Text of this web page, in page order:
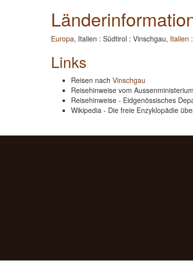
Europa, Italien : Südtirol : Vinschgau, Italien
Links
Reisen nach Vinschgau
Reisehinweise vom
Reisehinweise - Eidgenössisches
Wikipedia - Die freie Enzyklopädie